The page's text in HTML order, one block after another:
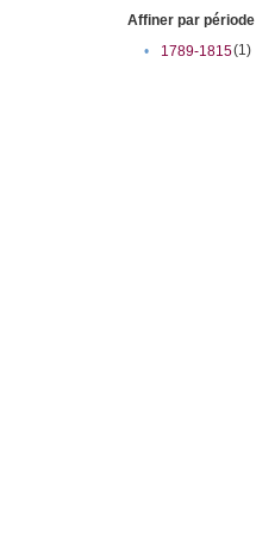
Affiner par période
•
1789-1815(1)